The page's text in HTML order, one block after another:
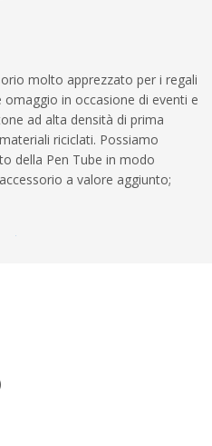
molto apprezzato per i regali
in occasione di eventi e
ad alta densità di prima
riciclati. Possiamo
della Pen Tube in modo
a valore aggiunto;